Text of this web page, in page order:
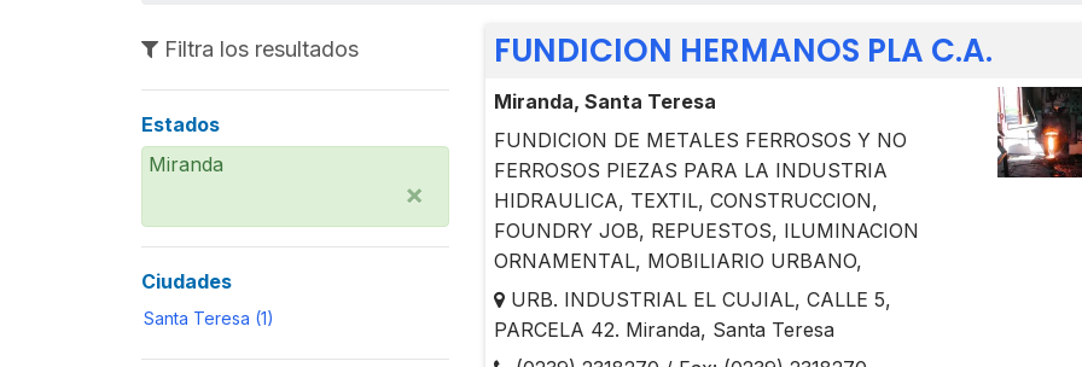
Filtra los resultados
Estados
Miranda
×
Ciudades
Santa Teresa (1)
FUNDICION HERMANOS PLA C.A.
Miranda, Santa Teresa
FUNDICION DE METALES FERROSOS Y NO
FERROSOS PIEZAS PARA LA INDUSTRIA
HIDRAULICA, TEXTIL, CONSTRUCCION,
FOUNDRY JOB, REPUESTOS, ILUMINACION
ORNAMENTAL, MOBILIARIO URBANO,
URB. INDUSTRIAL EL CUJIAL, CALLE 5,
PARCELA 42. Miranda, Santa Teresa